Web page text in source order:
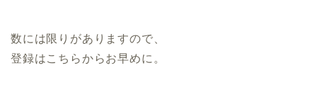
数には限りがありますので、
登録はこちらからお早めに。